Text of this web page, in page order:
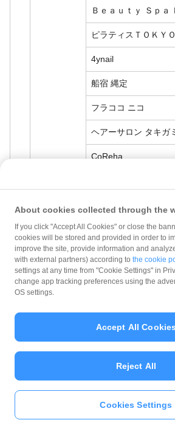
Ｂｅａｕｔｙ Ｓｐａ
ピラティスＴＯＫＹＯ
4ynail
船宿 縄定
フラココ ニコ
ヘアーサロン タキガ
CoReha
hair＋make CLEAR 神
hair＋make CLEAR
PET SALON 112
ホテルルートイン
ホテルルートイン
陽町
Ｍａｐｌｅ ＨＡＩＲ
モバイルリペア
ＹＯＳＨＩＺＡＷＡ
PayPayアプリをダウンロ
ード＞＞
About cookies collected through the
If you click "Accept All Cookies" or close the
cookies will be stored and provided in order to
improve the site, provide information and
with external partners) according to the cookie
settings at any time from "Cookie Settings" in
change app tracking preferences using the
OS settings.
Cookies Settings
Reject All
Accept All Cookies